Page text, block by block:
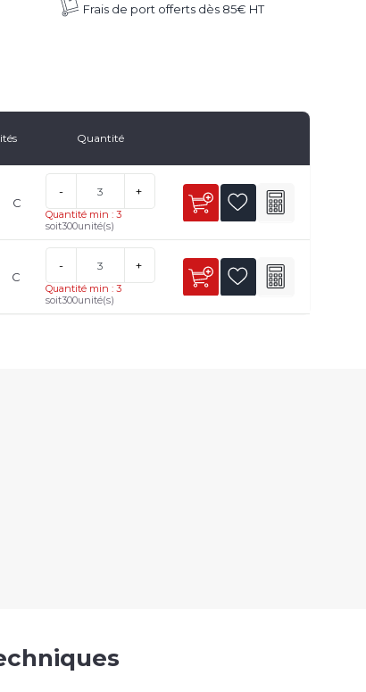
Frais de port offerts dès 85€ HT
Quantité
C
- +
Quantité min : 3
soit300unité(s)
C
- +
Quantité min : 3
soit300unité(s)